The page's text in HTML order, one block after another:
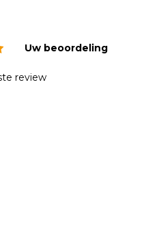
Uw beoordeling
review